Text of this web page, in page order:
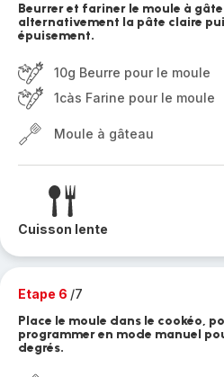
Beurrer et fariner le moule à
alternativement la pâte claire
épuisement.
10g Beurre pour le moule
1càs Farine pour le moule
Moule à gâteau
Cuisson lente
Etape 6 /7
Place le moule dans le cookéo,
programmer en mode manuel
degrés.